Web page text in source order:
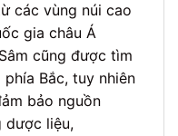
các vùng núi cao
gia châu Á
cũng được tìm
Bắc, tuy nhiên
bảo nguồn
dược liệu,